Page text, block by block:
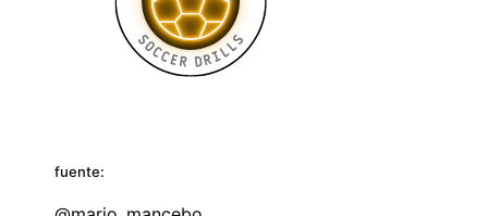
fuente: